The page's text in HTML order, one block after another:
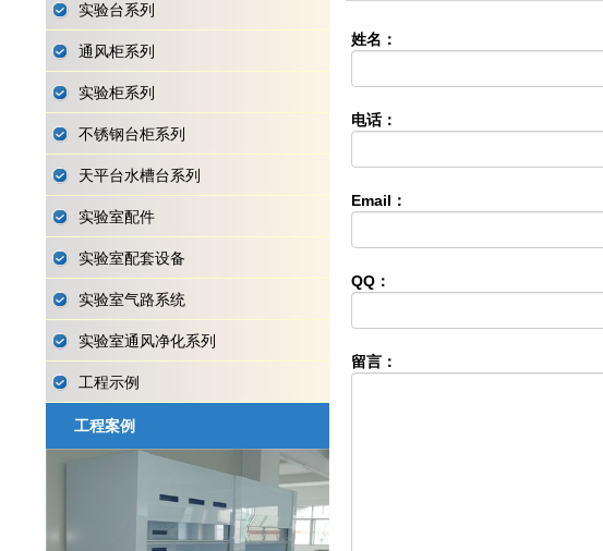
实验台系列
通风柜系列
实验柜系列
不锈钢台柜系列
天平台水槽台系列
实验室配件
实验室配套设备
实验室气路系统
实验室通风净化系列
工程示例
工程案例
姓名：
电话：
Email：
QQ：
留言：